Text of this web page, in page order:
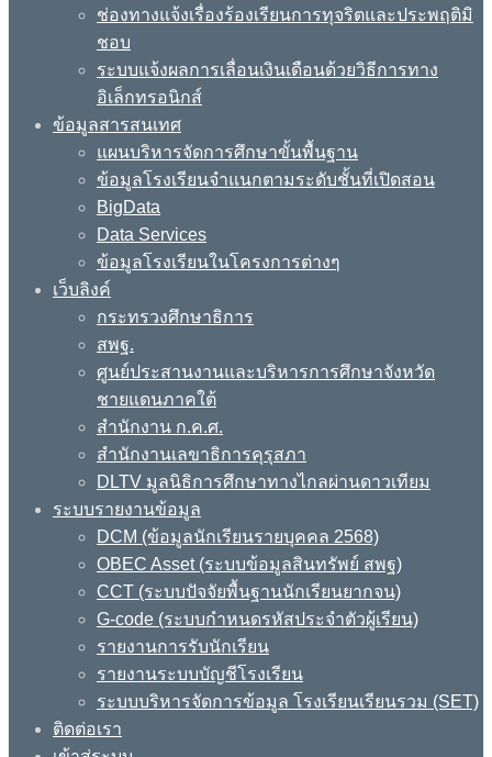
ช่องทางแจ้งเรื่องร้องเรียนการทุจริตและประพฤติมิ
ชอบ
ระบบแจ้งผลการเลื่อนเงินเดือนด้วยวิธีการทาง
อิเล็กทรอนิกส์
ข้อมูลสารสนเทศ
แผนบริหารจัดการศึกษาขั้นพื้นฐาน
ข้อมูลโรงเรียนจำแนกตามระดับชั้นที่เปิดสอน
BigData
Data Services
ข้อมูลโรงเรียนในโครงการต่างๆ
เว็บลิงค์
กระทรวงศึกษาธิการ
สพฐ.
ศูนย์ประสานงานและบริหารการศึกษาจังหวัด
ชายแดนภาคใต้
สำนักงาน ก.ค.ศ.
สำนักงานเลขาธิการคุรุสภา
DLTV มูลนิธิการศึกษาทางไกลผ่านดาวเทียม
ระบบรายงานข้อมูล
DCM (ข้อมูลนักเรียนรายบุคคล 2568)
OBEC Asset (ระบบข้อมูลสินทรัพย์ สพฐ)
CCT (ระบบปัจจัยพื้นฐานนักเรียนยากจน)
G-code (ระบบกำหนดรหัสประจำตัวผู้เรียน)
รายงานการรับนักเรียน
รายงานระบบบัญชีโรงเรียน
ระบบบริหารจัดการข้อมูล โรงเรียนเรียนรวม (SET)
ติดต่อเรา